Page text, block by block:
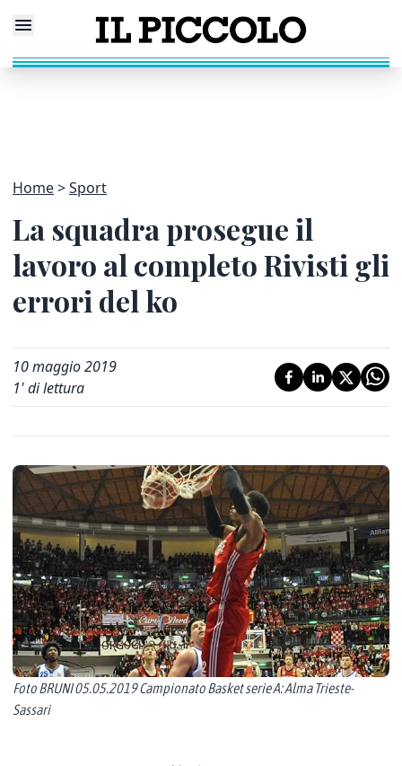
Home Sport
La squadra prosegue il
lavoro al completo Rivisti gli
errori del ko
10 maggio 2019
1' di lettura
Foto BRUNI 05.05.2019 Campionato Basket serie A: Alma Trieste-
Sassari